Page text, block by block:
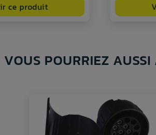
ce produit
VOUS POURRIEZ AUSSI